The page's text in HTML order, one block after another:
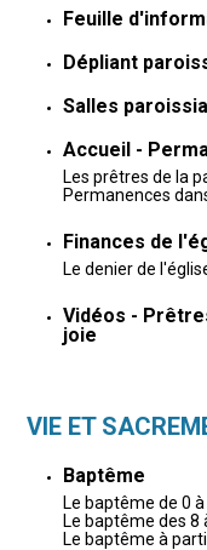
Feuille
Dépliant
Salles
Accueil -
Les prêtres de la
Permanences
Finances de
Le denier de
Vidéos -
joie
VIE ET
Baptême
Le baptême de 0 à
Le baptême des 8
Le baptême à